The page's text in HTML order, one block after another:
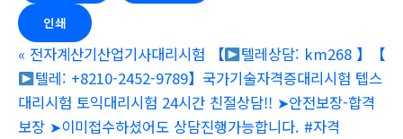
인쇄
« 전자계산기산업기사대리시험 【
텔레상담: km268 】【
텔레: +8210-2452-9789】국가기술자격증대리시험 텝스
대리시험 토익대리시험 24시간 친절상담!! ➤안전보장-합격
보장 ➤이미접수하셨어도 상담진행가능합니다. #자격